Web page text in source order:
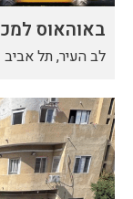
באוהאוס
לב העיר, תל אביב